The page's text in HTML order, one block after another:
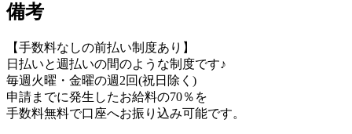
備考
【手数料なしの前払い制度あり】
日払いと週払いの間のような制度です♪
毎週火曜・金曜の週2回(祝日除く)
申請までに発生したお給料の70％を
手数料無料で口座へお振り込み可能です。